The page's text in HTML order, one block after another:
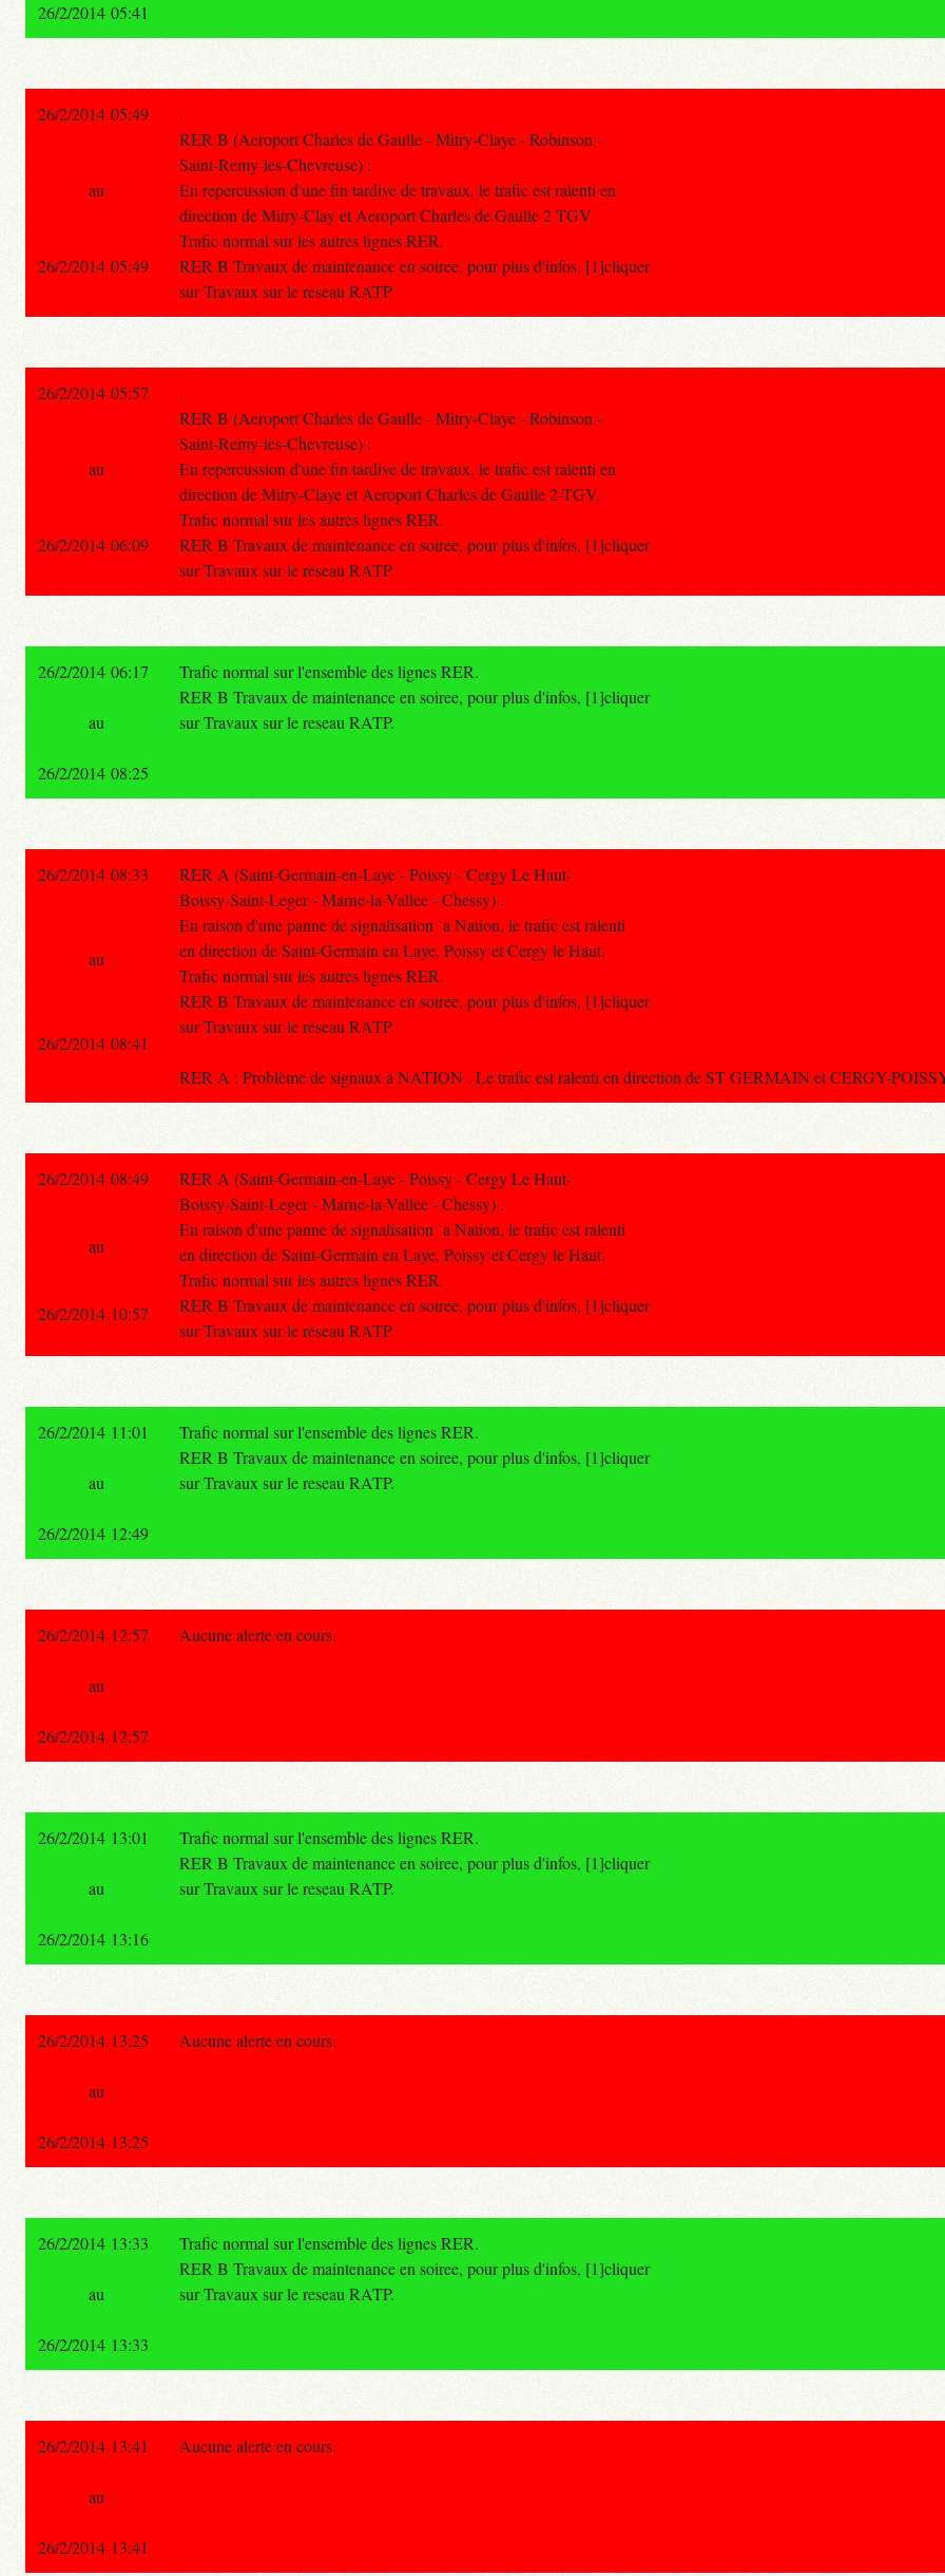
26/2/2014 05:41
26/2/2014 05:49
.
RER B (Aeroport Charles de Gaulle - Mitry-Claye - Robinson -
Saint-Remy-les-Chevreuse) :
En repercussion d'une fin tardive de travaux, le trafic est ralenti en
direction de Mitry-Clay et Aeroport Charles de Gaulle 2 TGV.
Trafic normal sur les autres lignes RER.
RER B Travaux de maintenance en soiree, pour plus d'infos, [1]cliquer
sur Travaux sur le reseau RATP.
au
26/2/2014 05:49
26/2/2014 05:57
.
RER B (Aeroport Charles de Gaulle - Mitry-Claye - Robinson -
Saint-Remy-les-Chevreuse) :
En repercussion d'une fin tardive de travaux, le trafic est ralenti en
direction de Mitry-Claye et Aeroport Charles de Gaulle 2-TGV.
Trafic normal sur les autres lignes RER.
RER B Travaux de maintenance en soiree, pour plus d'infos, [1]cliquer
sur Travaux sur le reseau RATP.
au
26/2/2014 06:09
26/2/2014 06:17
Trafic normal sur l'ensemble des lignes RER.
RER B Travaux de maintenance en soiree, pour plus d'infos, [1]cliquer
sur Travaux sur le reseau RATP.
au
26/2/2014 08:25
26/2/2014 08:33
RER A (Saint-Germain-en-Laye - Poissy - Cergy Le Haut-
Boissy-Saint-Leger - Marne-la-Vallee - Chessy) :
En raison d'une panne de signalisation `a Nation, le trafic est ralenti
en direction de Saint-Germain en Laye, Poissy et Cergy le Haut.
Trafic normal sur les autres lignes RER.
RER B Travaux de maintenance en soiree, pour plus d'infos, [1]cliquer
sur Travaux sur le reseau RATP.
RER A : Problème de signaux à NATION . Le trafic est ralenti en direction de ST GERMAIN et CERGY-
au
26/2/2014 08:41
26/2/2014 08:49
RER A (Saint-Germain-en-Laye - Poissy - Cergy Le Haut-
Boissy-Saint-Leger - Marne-la-Vallee - Chessy) :
En raison d'une panne de signalisation `a Nation, le trafic est ralenti
en direction de Saint-Germain en Laye, Poissy et Cergy le Haut.
Trafic normal sur les autres lignes RER.
RER B Travaux de maintenance en soiree, pour plus d'infos, [1]cliquer
sur Travaux sur le reseau RATP.
au
26/2/2014 10:57
26/2/2014 11:01
Trafic normal sur l'ensemble des lignes RER.
RER B Travaux de maintenance en soiree, pour plus d'infos, [1]cliquer
sur Travaux sur le reseau RATP.
au
26/2/2014 12:49
26/2/2014 12:57 Aucune alerte en cours.
au
26/2/2014 12:57
26/2/2014 13:01
Trafic normal sur l'ensemble des lignes RER.
RER B Travaux de maintenance en soiree, pour plus d'infos, [1]cliquer
sur Travaux sur le reseau RATP.
au
26/2/2014 13:16
26/2/2014 13:25 Aucune alerte en cours.
au
26/2/2014 13:25
26/2/2014 13:33
Trafic normal sur l'ensemble des lignes RER.
RER B Travaux de maintenance en soiree, pour plus d'infos, [1]cliquer
sur Travaux sur le reseau RATP.
au
26/2/2014 13:33
26/2/2014 13:41 Aucune alerte en cours.
au
26/2/2014 13:41